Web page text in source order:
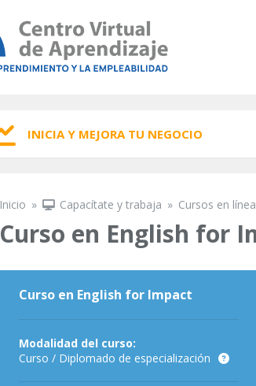
INICIA Y MEJORA TU NEGOCIO
Se encuentra usted aquí
Inicio » Capacítate y trabaja » Cursos en línea
Curso en English for
Curso en English for Impact
Modalidad del curso:
Curso / Diplomado de especialización